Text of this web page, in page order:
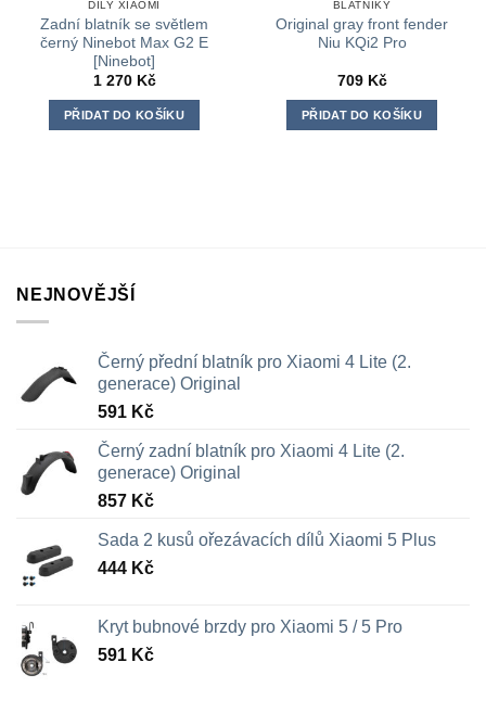
DÍLY XIAOMI
Zadní blatník se světlem
černý Ninebot Max G2 E
[Ninebot]
1 270 Kč
PŘIDAT DO KOŠÍKU
BLATNÍKY
Original gray front fender
Niu KQi2 Pro
709 Kč
PŘIDAT DO KOŠÍKU
NEJNOVĚJŠÍ
Černý přední blatník pro Xiaomi 4 Lite (2.
generace) Original
591 Kč
Černý zadní blatník pro Xiaomi 4 Lite (2.
generace) Original
857 Kč
Sada 2 kusů ořezávacích dílů Xiaomi 5 Plus
444 Kč
Kryt bubnové brzdy pro Xiaomi 5 / 5 Pro
591 Kč